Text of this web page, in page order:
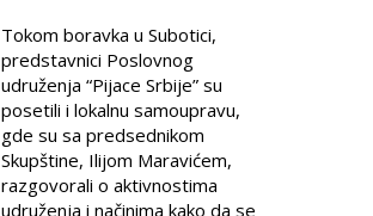
Tokom boravka u Subotici,
predstavnici Poslovnog
udruženja “Pijace Srbije” su
posetili i lokalnu samoupravu,
gde su sa predsednikom
Skupštine, Ilijom Maravićem,
razgovorali o aktivnostima
udruženja i načinima kako da se